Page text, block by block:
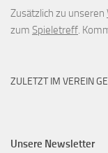
Zusätzlich zu unseren
zum Spieletreff.
ZULETZT IM VEREIN
Unsere Newsletter